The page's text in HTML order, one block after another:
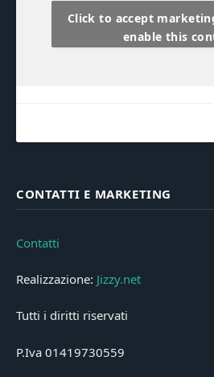
Click to accept
enable this
CONTATTI E MARKETING
Contatti
Realizzazione: Jizzy.net
Tutti i diritti riservati
P.Iva 01419730559